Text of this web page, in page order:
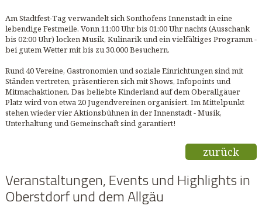
Am Stadtfest-Tag verwandelt sich Sonthofens Innenstadt in eine
lebendige Festmeile. Vonn 11:00 Uhr bis 01:00 Uhr nachts (Ausschank
bis 02:00 Uhr) locken Musik, Kulinarik und ein vielfältiges Programm -
bei gutem Wetter mit bis zu 30.000 Besuchern.
Rund 40 Vereine, Gastronomien und soziale Einrichtungen sind mit
Ständen vertreten, präsentieren sich mit Shows, Infopoints und
Mitmachaktionen. Das beliebte Kinderland auf dem Oberallgäuer
Platz wird von etwa 20 Jugendvereinen organisiert. Im Mittelpunkt
stehen wieder vier Aktionsbühnen in der Innenstadt - Musik,
Unterhaltung und Gemeinschaft sind garantiert!
zurück
Veranstaltungen, Events und Highlights in
Oberstdorf und dem Allgäu